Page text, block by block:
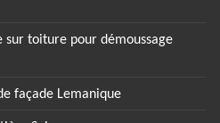
sur toiture pour démoussage
façade Lemanique